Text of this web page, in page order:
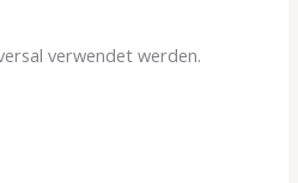
verwendet werden.